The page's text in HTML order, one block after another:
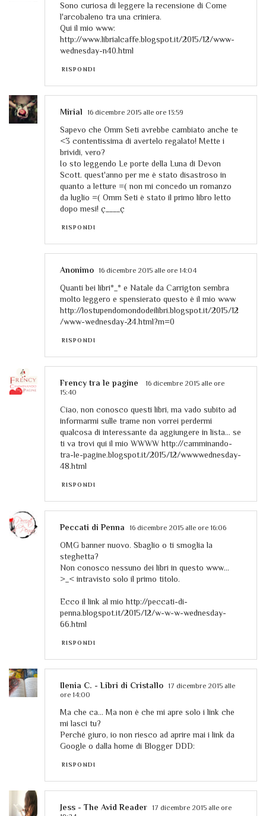
Sono curiosa di leggere la recensione di Come
l'arcobaleno tra una criniera.
Qui il mio www:
http://www.librialcaffe.blogspot.it/2015/12/www-
wednesday-n40.html
RISPONDI
Mirial 16 dicembre 2015 alle ore 13:59
Sapevo che Omm Seti avrebbe cambiato anche te
<3 contentissima di avertelo regalato! Mette i
brividi, vero?
Io sto leggendo Le porte della Luna di Devon
Scott. quest'anno per me è stato disastroso in
quanto a letture =( non mi concedo un romanzo
da luglio =( Omm Seti è stato il primo libro letto
dopo mesi! ç____ç
RISPONDI
Anonimo 16 dicembre 2015 alle ore 14:04
Quanti bei libri*_* e Natale da Carrigton sembra
molto leggero e spensierato questo è il mio www
http://lostupendomondodeilibri.blogspot.it/2015/12
/www-wednesday-24.html?m=0
RISPONDI
Frency tra le pagine
16 dicembre 2015 alle ore
15:40
Ciao, non conosco questi libri, ma vado subito ad
informarmi sulle trame non vorrei perdermi
qualcosa di interessante da aggiungere in lista... se
ti va trovi qui il mio WWWW http://camminando-
tra-le-pagine.blogspot.it/2015/12/wwwwednesday-
48.html
RISPONDI
Peccati di Penna 16 dicembre 2015 alle ore 16:06
OMG banner nuovo. Sbaglio o ti smoglia la
steghetta?
Non conosco nessuno dei libri in questo www...
>_< intravisto solo il primo titolo.
Ecco il link al mio http://peccati-di-
penna.blogspot.it/2015/12/w-w-w-wednesday-
66.html
RISPONDI
Ilenia C. - Libri di Cristallo 17 dicembre 2015 alle
ore 14:00
Ma che ca... Ma non è che mi apre solo i link che
mi lasci tu?
Perché giuro, io non riesco ad aprire mai i link da
Google o dalla home di Blogger DDD:
RISPONDI
Jess - The Avid Reader 17 dicembre 2015 alle ore